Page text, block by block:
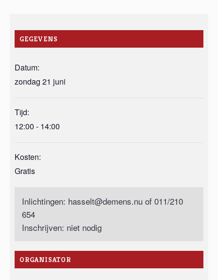
GEGEVENS
Datum:
zondag 21 juni
Tijd:
12:00 - 14:00
Kosten:
Gratis
Inlichtingen: hasselt@demens.nu of 011/210
654
Inschrijven: niet nodig
ORGANISATOR